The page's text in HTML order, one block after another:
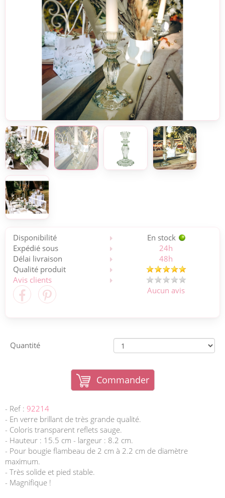
Disponibilité
En stock
Expédié sous
24h
Délai livraison
48h
Qualité produit
Avis clients
Aucun avis
Quantité
Commander
- Ref : 92214
- En verre brillant de très grande qualité.
- Coloris transparent reflets sauge.
- Hauteur : 15.5 cm - largeur : 8.2 cm.
- Pour bougie flambeau de 2 cm à 2.2 cm de diamètre
maximum.
- Très solide et pied stable.
- Magnifique !